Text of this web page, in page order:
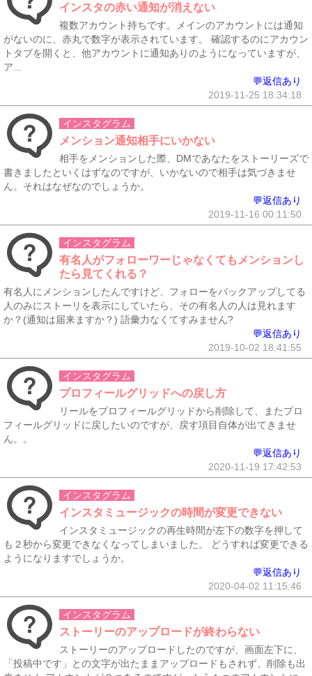
インスタの赤い通知が消えない
複数アカウント持ちです。メインのアカウントには通知
がないのに、赤丸で数字が表示されています。 確認するのにアカウン
トタブを開くと、他アカウントに通知ありのようになっていますが、
ア...
💬返信あり
2019-11-25 18:34:18
インスタグラム
メンション通知相手にいかない
相手をメンションした際、DMであなたをストーリーズで
書きましたといくはずなのですが、いかないので相手は気づきませ
ん。それはなぜなのでしょうか。
💬返信あり
2019-11-16 00:11:50
インスタグラム
有名人がフォローワーじゃなくてもメンションし
たら見てくれる？
有名人にメンションしたんですけど、フォローをバックアップしてる
人のみにストーリを表示にしていたら、その有名人の人は見れます
か？(通知は届来ますか？) 語彙力なくてすみません?
💬返信あり
2019-10-02 18:41:55
インスタグラム
プロフィールグリッドへの戻し方
リールをプロフィールグリッドから削除して、またプロ
フィールグリッドに戻したいのですが、戻す項目自体が出てきませ
ん。。
💬返信あり
2020-11-19 17:42:53
インスタグラム
インスタミュージックの時間が変更できない
インスタミュージックの再生時間が左下の数字を押して
も２秒から変更できなくなってしまいました。 どうすれば変更できる
ようになりますでしょうか。
💬返信あり
2020-04-02 11:15:46
インスタグラム
ストーリーのアップロードが終わらない
ストーリーのアップロードしたのですが、画面左下に、
「投稿中です」との文字が出たままアップロードもされず、削除も出